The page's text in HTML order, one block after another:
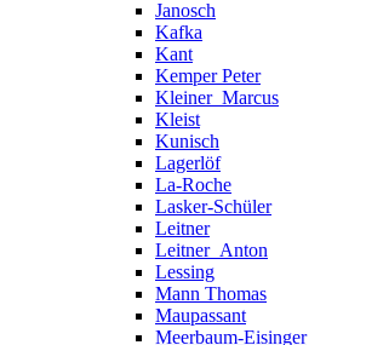
Janosch
Kafka
Kant
Kemper Peter
Kleiner_Marcus
Kleist
Kunisch
Lagerlöf
La-Roche
Lasker-Schüler
Leitner
Leitner_Anton
Lessing
Mann Thomas
Maupassant
Meerbaum-Eisinger